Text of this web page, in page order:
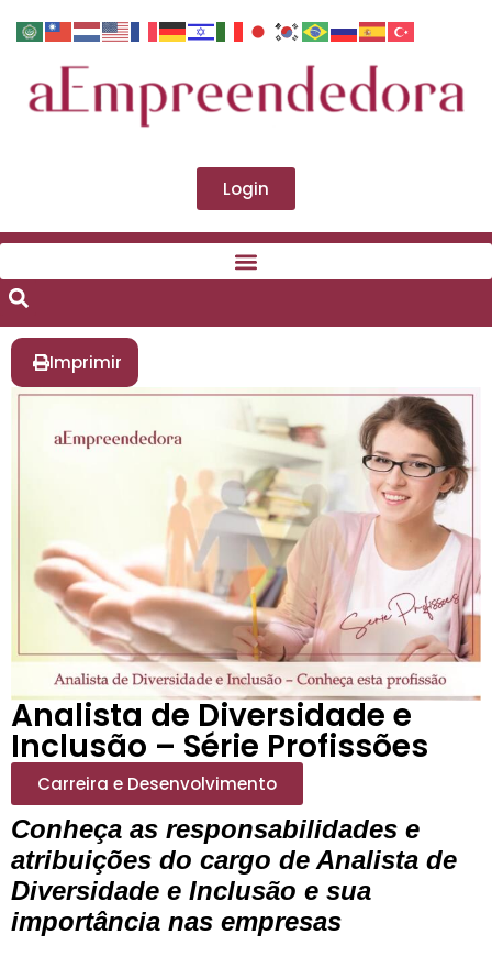
Login
Imprimir
Analista de Diversidade e
Inclusão – Série Profissões
Carreira e Desenvolvimento
Conheça as responsabilidades e
atribuições do cargo de Analista de
Diversidade e Inclusão e sua
importância nas empresas